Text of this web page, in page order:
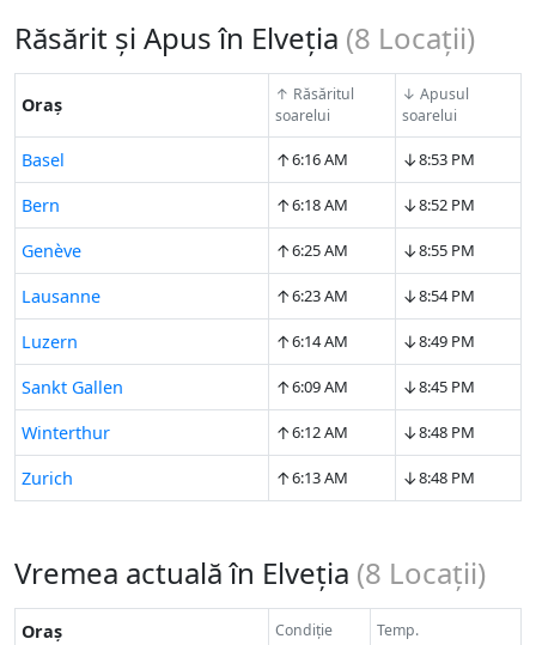
Răsărit și Apus în Elveția (8 Locații)
Oraș
↑ Răsăritul
soarelui
↓ Apusul
soarelui
Basel ↑6:16 AM ↓8:53 PM
Bern ↑6:18 AM ↓8:52 PM
Genève ↑6:25 AM ↓8:55 PM
Lausanne ↑6:23 AM ↓8:54 PM
Luzern ↑6:14 AM ↓8:49 PM
Sankt Gallen ↑6:09 AM ↓8:45 PM
Winterthur ↑6:12 AM ↓8:48 PM
Zurich ↑6:13 AM ↓8:48 PM
Vremea actuală în Elveția (8 Locații)
Oraș Condiție Temp.